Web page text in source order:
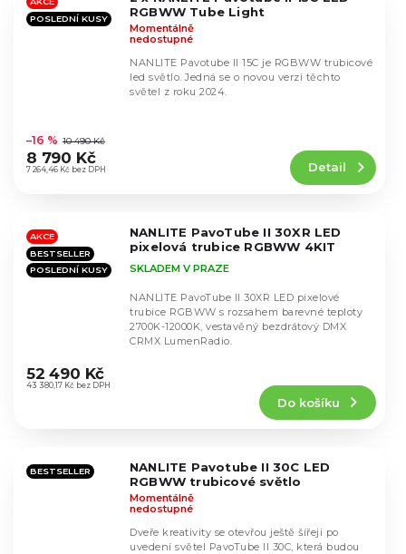
hvězdiček.
POSLEDNÍ KUSY
RGBWW Tube Light
hodnocení
produktu
je
hvězdiček.
Momentálně
nedostupné
7 264,46 Kč bez DPH
–16 % 10 490 Kč
8 790 Kč Detail
NANLITE Pavotube II 15C je RGBWW trubicové
led světlo. Jedná se o novou verzi těchto
světel z roku 2024.
AKCE
BESTSELLER
POSLEDNÍ KUSY
NANLITE PavoTube II 30XR LED
pixelová trubice RGBWW 4KIT
hodnocení
produktu
hvězdiček.
SKLADEM V PRAZE
43 380,17 Kč bez DPH
52 490 Kč
Do košíku
NANLITE PavoTube II 30XR LED pixelové
trubice RGBWW s rozsahem barevné teploty
2700K-12000K, vestavěný bezdrátový DMX
CRMX LumenRadio.
BESTSELLER
NANLITE Pavotube II 30C LED
RGBWW trubicové světlo
Momentálně
nedostupné
Dveře kreativity se otevřou ještě šířeji po
uvedení světel PavoTube II 30C, která budou